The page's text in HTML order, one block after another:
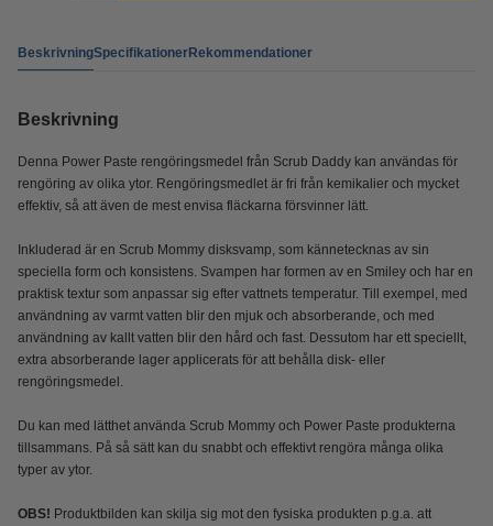
BeskrivningSpecifikationerRekommendationer
Beskrivning
Denna Power Paste rengöringsmedel från Scrub Daddy kan användas för
rengöring av olika ytor. Rengöringsmedlet är fri från kemikalier och mycket
effektiv, så att även de mest envisa fläckarna försvinner lätt.
Inkluderad är en Scrub Mommy disksvamp, som kännetecknas av sin
speciella form och konsistens. Svampen har formen av en Smiley och har en
praktisk textur som anpassar sig efter vattnets temperatur. Till exempel, med
användning av varmt vatten blir den mjuk och absorberande, och med
användning av kallt vatten blir den hård och fast. Dessutom har ett speciellt,
extra absorberande lager applicerats för att behålla disk- eller
rengöringsmedel.
Du kan med lätthet använda Scrub Mommy och Power Paste produkterna
tillsammans. På så sätt kan du snabbt och effektivt rengöra många olika
typer av ytor.
OBS! Produktbilden kan skilja sig mot den fysiska produkten p.g.a. att